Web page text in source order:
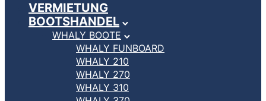
VERMIETUNG
BOOTSHANDEL
WHALY BOOTE
WHALY FUNBOARD
WHALY 210
WHALY 270
WHALY 310